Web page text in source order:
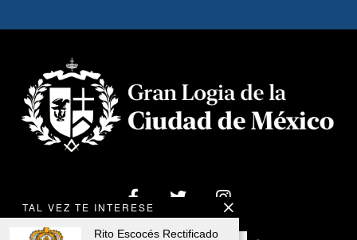
TAL VEZ TE INTERESE
Rito Escocés Rectificado